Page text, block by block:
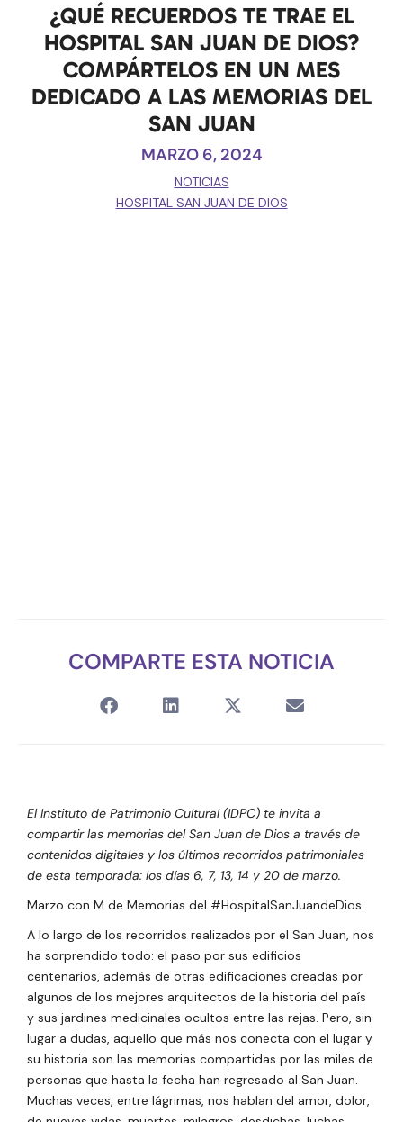
¿QUÉ RECUERDOS TE TRAE EL
HOSPITAL SAN JUAN DE DIOS?
COMPÁRTELOS EN UN MES
DEDICADO A LAS MEMORIAS DEL
SAN JUAN
MARZO 6, 2024
NOTICIAS
HOSPITAL SAN JUAN DE DIOS
COMPARTE ESTA NOTICIA
El Instituto de Patrimonio Cultural (IDPC) te invita a
compartir las memorias del San Juan de Dios a través de
contenidos digitales y los últimos recorridos patrimoniales
de esta temporada: los días 6, 7, 13, 14 y 20 de marzo.
Marzo con M de Memorias del #HospitalSanJuandeDios.
A lo largo de los recorridos realizados por el San Juan, nos
ha sorprendido todo: el paso por sus edificios
centenarios, además de otras edificaciones creadas por
algunos de los mejores arquitectos de la historia del país
y sus jardines medicinales ocultos entre las rejas. Pero, sin
lugar a dudas, aquello que más nos conecta con el lugar y
su historia son las memorias compartidas por las miles de
personas que hasta la fecha han regresado al San Juan.
Muchas veces, entre lágrimas, nos hablan del amor, dolor,